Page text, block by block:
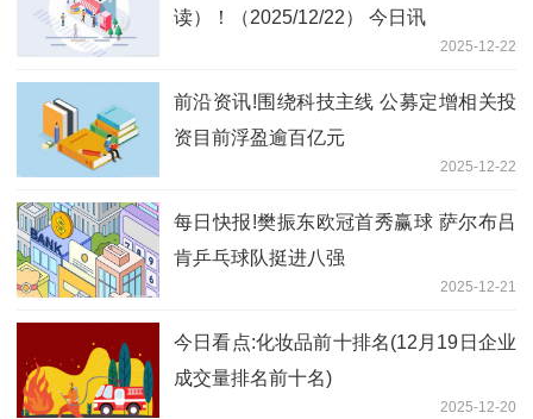
读）！（2025/12/22） 今日讯
2025-12-22
前沿资讯!围绕科技主线 公募定增相关投
资目前浮盈逾百亿元
2025-12-22
每日快报!樊振东欧冠首秀赢球 萨尔布吕
肯乒乓球队挺进八强
2025-12-21
今日看点:化妆品前十排名(12月19日企业
成交量排名前十名)
2025-12-20